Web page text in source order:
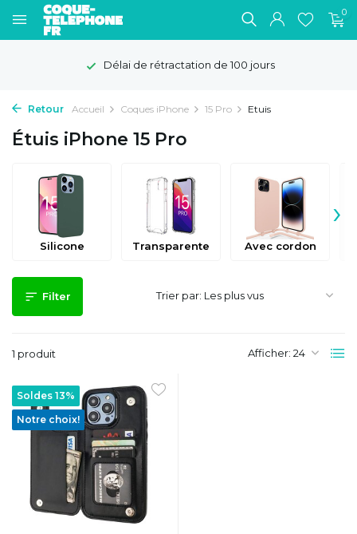
0
Délai de rétractation de 100 jours
Retour Accueil Coques iPhone 15 Pro Etuis
Étuis iPhone 15 Pro
Silicone Transparente Avec cordon
›
Filter
1 produit Afficher:
Trier par:
Notre choix!
Soldes 13%